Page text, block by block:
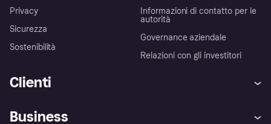
Privacy
Sicurezza
Sostenibilità
Informazioni di contatto per le
autorità
Governance aziendale
Relazioni con gli investitori
Clienti
Business